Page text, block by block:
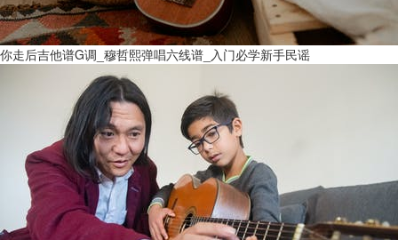
你走后吉他谱G调_穆哲熙弹唱六线谱_入门必学新手民谣